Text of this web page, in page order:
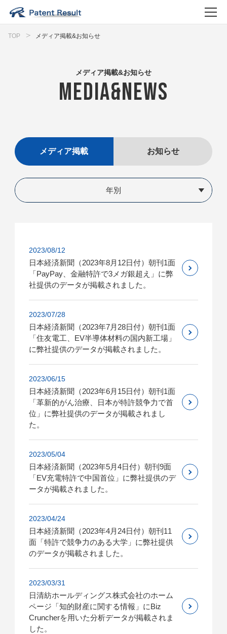
TOP メディア掲載&お知らせ
メディア掲載&お知らせ
MEDIA&NEWS
メディア掲載 お知らせ
年別
2023/08/12
日本経済新聞（2023年8月12日付）朝刊1面
「PayPay、金融特許で3メガ銀超え」に弊
社提供のデータが掲載されました。
2023/07/28
日本経済新聞（2023年7月28日付）朝刊1面
「住友電工、EV半導体材料の国内新工場」
に弊社提供のデータが掲載されました。
2023/06/15
日本経済新聞（2023年6月15日付）朝刊1面
「革新的がん治療、日本が特許競争力で首
位」に弊社提供のデータが掲載されまし
た。
2023/05/04
日本経済新聞（2023年5月4日付）朝刊9面
「EV充電特許で中国首位」に弊社提供のデ
ータが掲載されました。
2023/04/24
日本経済新聞（2023年4月24日付）朝刊11
面「特許で競争力のある大学」に弊社提供
のデータが掲載されました。
2023/03/31
日清紡ホールディングス株式会社のホーム
ページ「知的財産に関する情報」にBiz
Cruncherを用いた分析データが掲載されま
した。